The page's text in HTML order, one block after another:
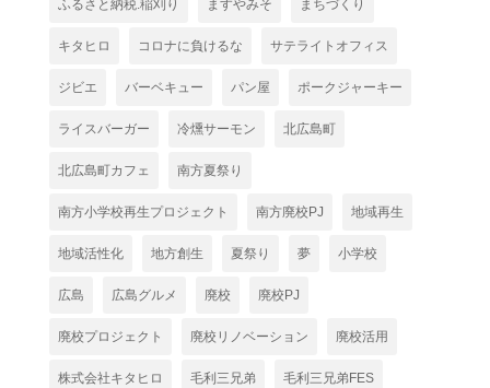
ふるさと納税.稲刈り ますやみそ まちづくり
キタヒロ コロナに負けるな サテライトオフィス
ジビエ バーベキュー パン屋 ポークジャーキー
ライスバーガー 冷燻サーモン 北広島町
北広島町カフェ 南方夏祭り
南方小学校再生プロジェクト 南方廃校PJ 地域再生
地域活性化 地方創生 夏祭り 夢 小学校
広島 広島グルメ 廃校 廃校PJ
廃校プロジェクト 廃校リノベーション 廃校活用
株式会社キタヒロ 毛利三兄弟 毛利三兄弟FES